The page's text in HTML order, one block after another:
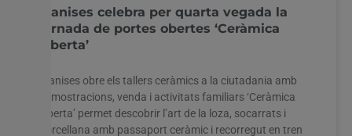
Manises celebra per quarta vegada la
jornada de portes obertes ‘Ceràmica
Oberta’
Manises obre els tallers ceràmics a la ciutadania amb
demostracions, venda i activitats familiars ‘Ceràmica
Oberta’ permet descobrir l’art de la loza, socarrats i
porcellana amb passaport ceràmic i recorregut en tren